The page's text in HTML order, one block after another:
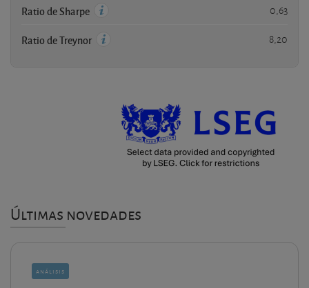
Ratio de Sharpe 0,63
Ratio de Treynor 8,20
Últimas novedades
análisis